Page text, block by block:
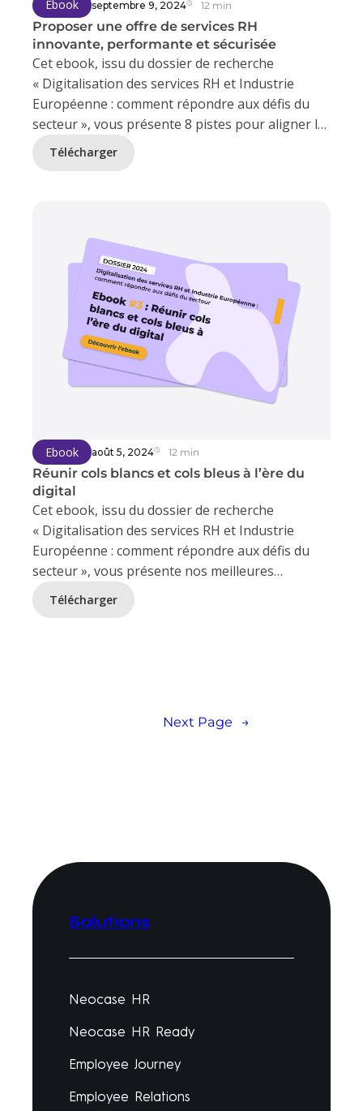
Ebook septembre 9, 2024 12 min
Proposer une offre de services RH
innovante, performante et sécurisée
Cet ebook, issu du dossier de recherche
« Digitalisation des services RH et Industrie
Européenne : comment répondre aux défis du
secteur », vous présente 8 pistes pour aligner la
performance de vos services industrielles à celle
de votre service RH
Télécharger
Ebook août 5, 2024 12 min
Réunir cols blancs et cols bleus à l’ère du
digital
Cet ebook, issu du dossier de recherche
« Digitalisation des services RH et Industrie
Européenne : comment répondre aux défis du
secteur », vous présente nos meilleures
pratiques de réunir les cols blancs et les cols
bleus à l’ère du digital.
Télécharger
Next Page →
Solutions
Neocase HR
Neocase HR Ready
Employee Journey
Employee Relations